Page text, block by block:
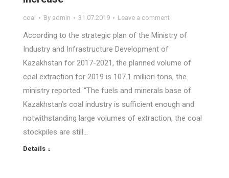
coal By admin 31.07.2019 Leave a comment
According to the strategic plan of the Ministry of
Industry and Infrastructure Development of
Kazakhstan for 2017-2021, the planned volume of
coal extraction for 2019 is 107.1 million tons, the
ministry reported. “The fuels and minerals base of
Kazakhstan’s coal industry is sufficient enough and
notwithstanding large volumes of extraction, the coal
stockpiles are still…
Details